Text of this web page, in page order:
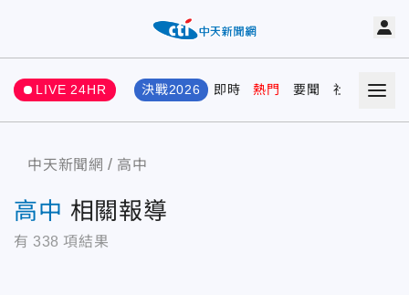
LIVE 24HR 決戰2026 即時 熱門 要聞 社會 娛樂
中天新聞網 高中
高中 相關報導
有 338 項結果